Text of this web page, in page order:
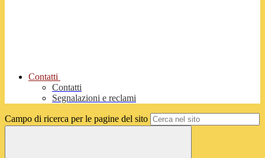
Contatti
Contatti
Segnalazioni e reclami
Campo di ricerca per le pagine del sito